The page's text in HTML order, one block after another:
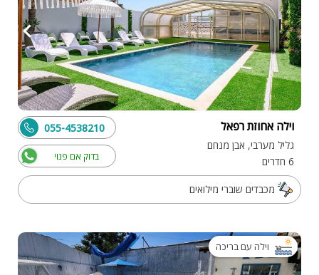
וילה אחוזת רפאל
גליל מערבי, אבן מנחם
6 חדרים
בדוק אם פנוי
055-4538210
מכבדים שוברי מילואים
וילה עם בריכה